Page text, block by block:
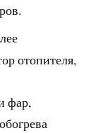
отопителя,
фар,